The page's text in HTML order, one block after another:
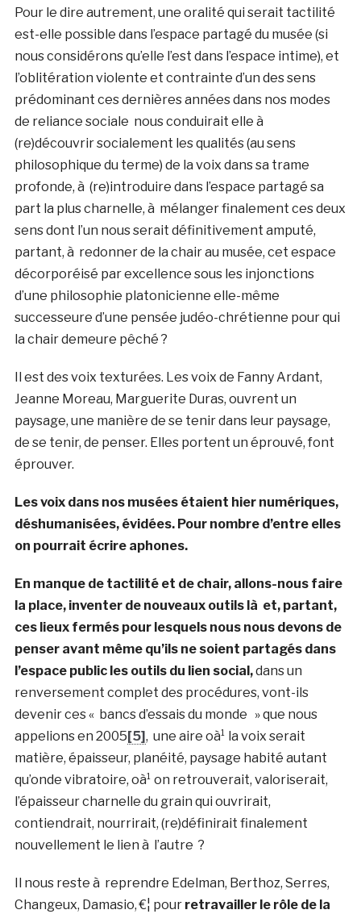
Pour le dire autrement, une oralité qui serait tactilité
est-elle possible dans l’espace partagé du musée (si
nous considérons qu’elle l’est dans l’espace intime), et
l’oblitération violente et contrainte d’un des sens
prédominant ces dernières années dans nos modes
de reliance sociale nous conduirait elle à
(re)découvrir socialement les qualités (au sens
philosophique du terme) de la voix dans sa trame
profonde, à (re)introduire dans l’espace partagé sa
part la plus charnelle, à mélanger finalement ces deux
sens dont l’un nous serait définitivement amputé,
partant, à redonner de la chair au musée, cet espace
décorporéisé par excellence sous les injonctions
d’une philosophie platonicienne elle-même
successeure d’une pensée judéo-chrétienne pour qui
la chair demeure pêché ?
Il est des voix texturées. Les voix de Fanny Ardant,
Jeanne Moreau, Marguerite Duras, ouvrent un
paysage, une manière de se tenir dans leur paysage,
de se tenir, de penser. Elles portent un éprouvé, font
éprouver.
Les voix dans nos musées étaient hier numériques,
déshumanisées, évidées. Pour nombre d’entre elles
on pourrait écrire aphones.
En manque de tactilité et de chair, allons-nous faire
la place, inventer de nouveaux outils là et, partant,
ces lieux fermés pour lesquels nous nous devons de
penser avant même qu’ils ne soient partagés dans
l’espace public les outils du lien social,dans un
renversement complet des procédures, vont-ils
devenir ces « bancs d’essais du monde » que nous
appelions en 2005 [5] , une aire oà¹ la voix serait
matière, épaisseur, planéité, paysage habité autant
qu’onde vibratoire, oà¹ on retrouverait, valoriserait,
l’épaisseur charnelle du grain qui ouvrirait,
contiendrait, nourrirait, (re)définirait finalement
nouvellement le lien à l’autre ?
Il nous reste à reprendre Edelman, Berthoz, Serres,
Changeux, Damasio, €¦ pour retravailler le rôle de la